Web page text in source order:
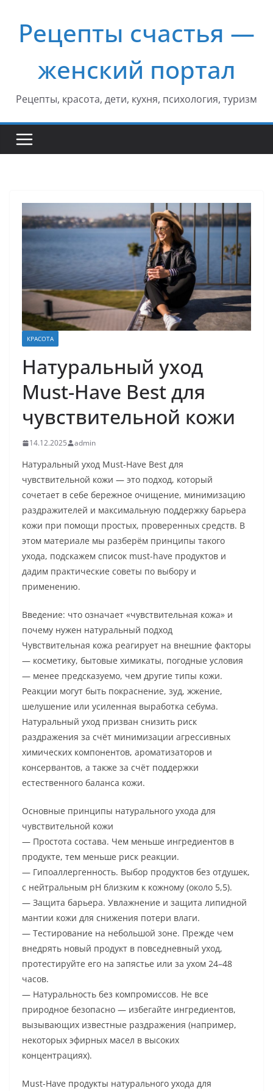
содержимому
Рецепты счастья —
женский портал
Рецепты, красота, дети, кухня, психология, туризм
КРАСОТА
Натуральный уход
Must-Have Best для
чувствительной кожи
14.12.2025 admin
Натуральный уход Must-Have Best для
чувствительной кожи — это подход, который
сочетает в себе бережное очищение, минимизацию
раздражителей и максимальную поддержку барьера
кожи при помощи простых, проверенных средств. В
этом материале мы разберём принципы такого
ухода, подскажем список must-have продуктов и
дадим практические советы по выбору и
применению.
Введение: что означает «чувствительная кожа» и
почему нужен натуральный подход
Чувствительная кожа реагирует на внешние факторы
— косметику, бытовые химикаты, погодные условия
— менее предсказуемо, чем другие типы кожи.
Реакции могут быть покраснение, зуд, жжение,
шелушение или усиленная выработка себума.
Натуральный уход призван снизить риск
раздражения за счёт минимизации агрессивных
химических компонентов, ароматизаторов и
консервантов, а также за счёт поддержки
естественного баланса кожи.
Основные принципы натурального ухода для
чувствительной кожи
— Простота состава. Чем меньше ингредиентов в
продукте, тем меньше риск реакции.
— Гипоаллергенность. Выбор продуктов без отдушек,
с нейтральным pH близким к кожному (около 5,5).
— Защита барьера. Увлажнение и защита липидной
мантии кожи для снижения потери влаги.
— Тестирование на небольшой зоне. Прежде чем
внедрять новый продукт в повседневный уход,
протестируйте его на запястье или за ухом 24–48
часов.
— Натуральность без компромиссов. Не все
природное безопасно — избегайте ингредиентов,
вызывающих известные раздражения (например,
некоторых эфирных масел в высоких
концентрациях).
Must-Have продукты натурального ухода для